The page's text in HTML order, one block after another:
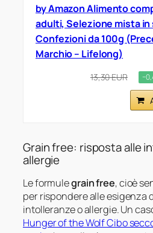
by Amazon Alimento
adulti, Selezione mista in
Confezioni da 100g
Marchio – Lifelong)
13,30 EUR
Grain free: risposta alle
allergie
Le formulegrain free, cioè
per rispondere alle esigenza
intolleranze o allergie. Un
Hunger of the Wolf Cibo